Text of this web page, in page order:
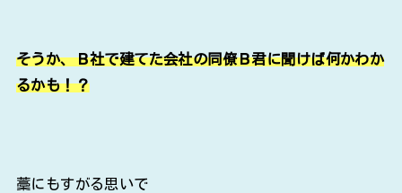
そうか、Ｂ社で建てた会社の同僚Ｂ君に聞けば何かわか
るかも！？
藁にもすがる思いで